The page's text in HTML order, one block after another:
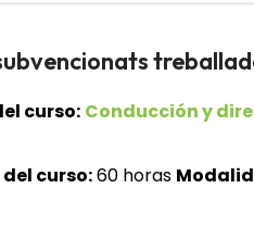
curso: Conducción y
curso:60 horas